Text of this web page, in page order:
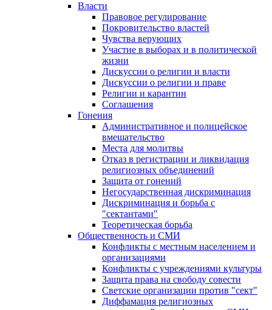
Власти
Правовое регулирование
Покровительство властей
Чувства верующих
Участие в выборах и в политической
жизни
Дискуссии о религии и власти
Дискуссии о религии и праве
Религии и карантин
Соглашения
Гонения
Административное и полицейское
вмешательство
Места для молитвы
Отказ в регистрации и ликвидация
религиозных объединений
Защита от гонений
Негосударственная дискриминация
Дискриминация и борьба с
"сектантами"
Теоретическая борьба
Общественность и СМИ
Конфликты с местным населением и
организациями
Конфликты с учреждениями культуры
Защита права на свободу совести
Светские организации против "сект"
Диффамация религиозных